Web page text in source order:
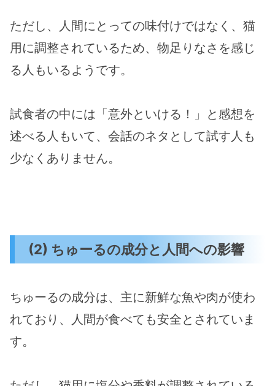
ただし、人間にとっての味付けではなく、猫
用に調整されているため、物足りなさを感じ
る人もいるようです。
試食者の中には「意外といける！」と感想を
述べる人もいて、会話のネタとして試す人も
少なくありません。
(2) ちゅーるの成分と人間への影響
ちゅーるの成分は、主に新鮮な魚や肉が使わ
れており、人間が食べても安全とされていま
す​​。